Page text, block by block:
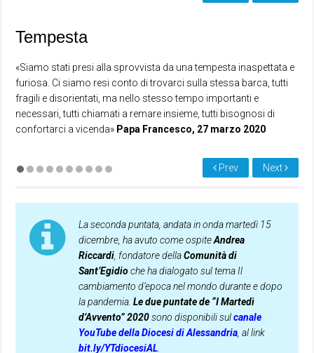
Tempesta
«Siamo stati presi alla sprovvista da una tempesta inaspettata e
furiosa. Ci siamo resi conto di trovarci sulla stessa barca, tutti
fragili e disorientati, ma nello stesso tempo importanti e
necessari, tutti chiamati a remare insieme, tutti bisognosi di
confortarci a vicenda» Papa Francesco, 27 marzo 2020
Next
Prev
La seconda puntata, andata in onda martedì 15
dicembre, ha avuto come ospiteAndrea
Riccardi , fondatore dellaComunità di
Sant’Egidioche ha dialogato sul tema Il
cambiamento d’epoca nel mondo durante e dopo
la pandemia.Le due puntate de “I Martedì
d’Avvento” 2020sono disponibili sulcanale
YouTube della Diocesi di Alessandria , al link
bit.ly/YTdiocesiAL